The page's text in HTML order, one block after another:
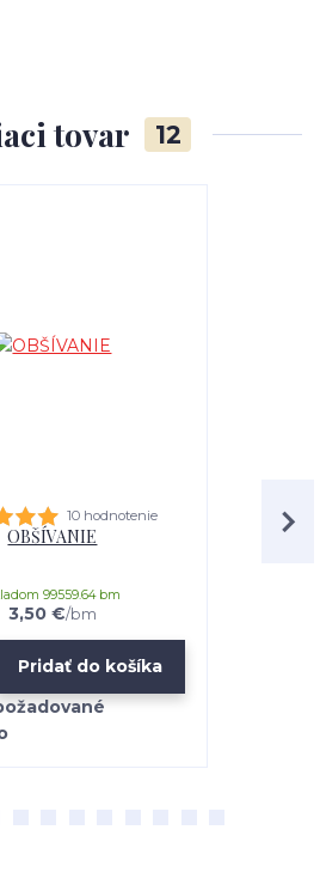
tovar 12
10 hodnotenie
OBŠÍVANIE
3,50 €/bm
99559.64 bm
Pridať do košíka